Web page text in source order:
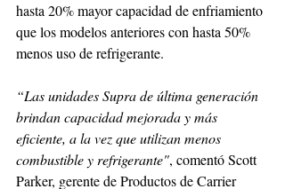
hasta 20% mayor capacidad de enfriamiento
que los modelos anteriores con hasta 50%
menos uso de refrigerante.
“Las unidades Supra de última generación
brindan capacidad mejorada y más
eficiente, a la vez que utilizan menos
combustible y refrigerante", comentó Scott
Parker, gerente de Productos de Carrier